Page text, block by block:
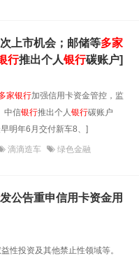
上市机会；邮储等多家
行推出个人银行碳账户]
家银行加强信用卡资金管控，监
中信银行推出个人银行碳账户
明年6月交付新车8、]
滴滴造车 绿色金融
发公告重申信用卡资金用
性投资及其他禁止性领域等。